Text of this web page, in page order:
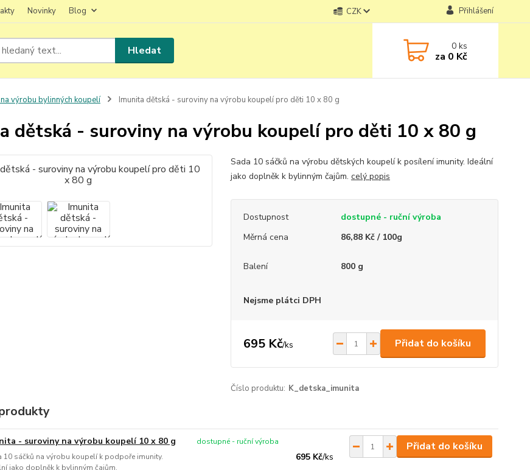
Novinky Blog CZK Přihlášení
Hledat 0ks
za 0 Kč
výrobu bylinných koupelí Imunita dětská - suroviny na výrobu koupelí pro děti 10 x 80 g
dětská - suroviny na výrobu koupelí pro děti 10 x 80 g
Sada 10 sáčků na výrobu dětských koupelí k posílení imunity. Ideální
jako doplněk k bylinným čajům. celý popis
Dostupnost
dostupné - ruční výroba
Měrná cena
86,88 Kč / 100g
Balení 800 g
Nejsme plátci DPH
695 Kč/ks Přidat do košíku
Číslo produktu: K_detska_imunita
- suroviny na výrobu koupelí 10 x 80 g
10 sáčků na výrobu koupelí k podpoře imunity.
jako doplněk k bylinným čajům.
695 Kč/ks
dostupné - ruční výroba Přidat do košíku